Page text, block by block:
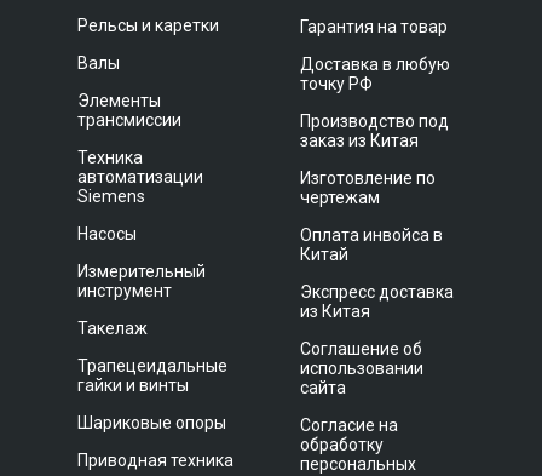
Рельсы и каретки
Валы
Элементы
трансмиссии
Техника
автоматизации
Siemens
Насосы
Измерительный
инструмент
Такелаж
Трапецеидальные
гайки и винты
Шариковые опоры
Приводная техника
Гарантия на товар
Доставка в любую
точку РФ
Производство под
заказ из Китая
Изготовление по
чертежам
Оплата инвойса в
Китай
Экспресс доставка
из Китая
Соглашение об
использовании
сайта
Согласие на
обработку
персональных